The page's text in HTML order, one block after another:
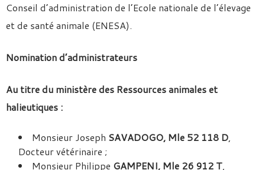
Conseil d’administration de l’Ecole nationale de l’élevage
et de santé animale (ENESA).
Nomination d’administrateurs
Au titre du ministère des Ressources animales et
halieutiques :
Monsieur Joseph SAVADOGO, Mle 52 118 D,
Docteur vétérinaire ;
Monsieur Philippe GAMPENI, Mle 26 912 T,